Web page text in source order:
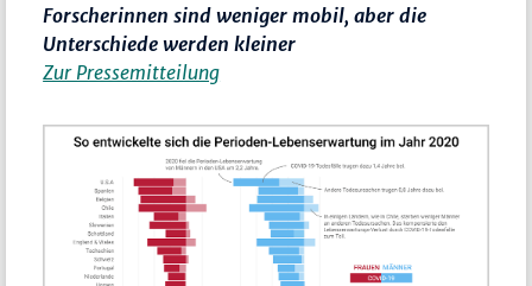
Forscherinnen sind weniger mobil, aber die
Unterschiede werden kleiner
Zur Pressemitteilung